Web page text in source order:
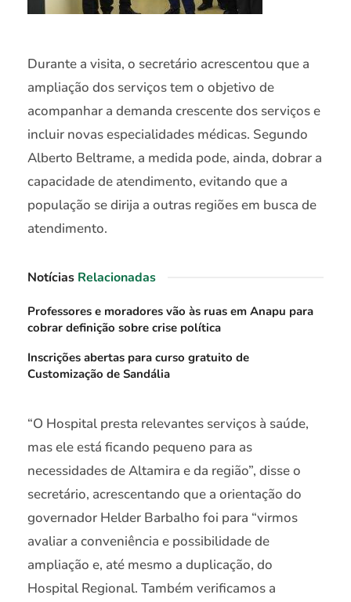
Durante a visita, o secretário acrescentou que a
ampliação dos serviços tem o objetivo de
acompanhar a demanda crescente dos serviços e
incluir novas especialidades médicas. Segundo
Alberto Beltrame, a medida pode, ainda, dobrar a
capacidade de atendimento, evitando que a
população se dirija a outras regiões em busca de
atendimento.
Notícias Relacionadas
Professores e moradores vão às ruas em Anapu para
cobrar definição sobre crise política
Inscrições abertas para curso gratuito de
Customização de Sandália
“O Hospital presta relevantes serviços à saúde,
mas ele está ficando pequeno para as
necessidades de Altamira e da região”, disse o
secretário, acrescentando que a orientação do
governador Helder Barbalho foi para “virmos
avaliar a conveniência e possibilidade de
ampliação e, até mesmo a duplicação, do
Hospital Regional. Também verificamos a